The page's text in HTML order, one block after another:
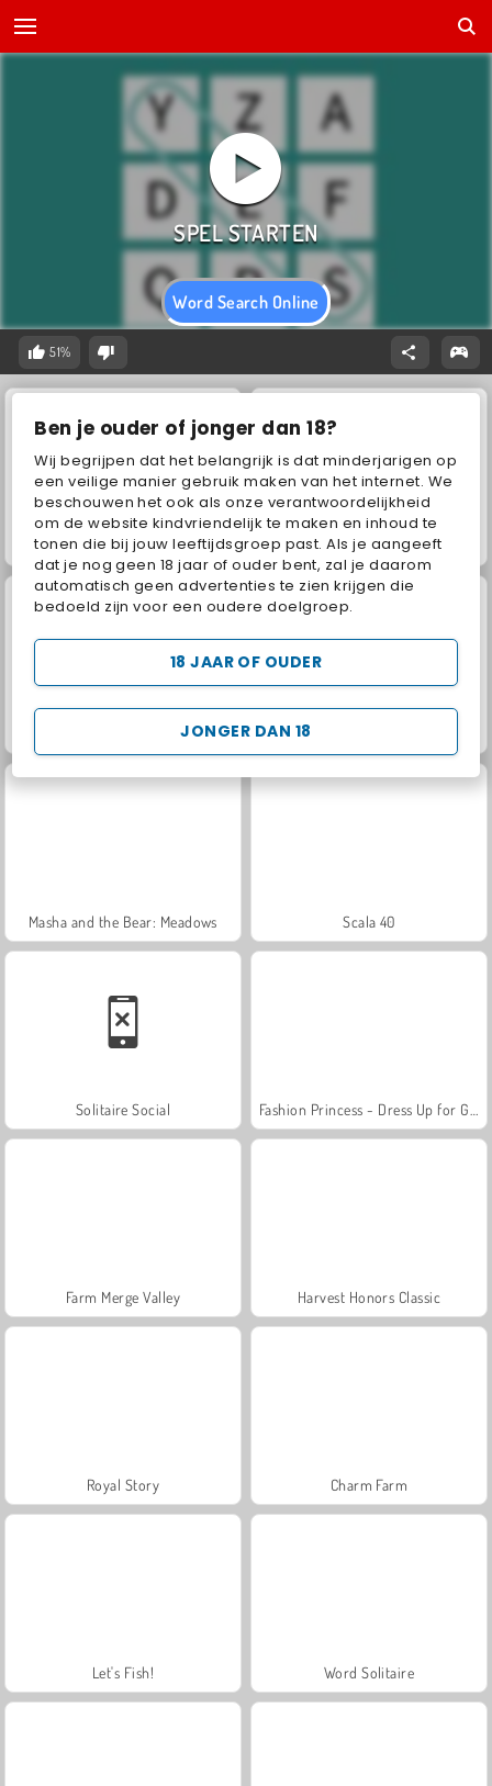
Ben je ouder of jonger dan 18?
Wij begrijpen dat het belangrijk is dat minderjarigen op
een veilige manier gebruik maken van het internet. We
beschouwen het ook als onze verantwoordelijkheid
om de website kindvriendelijk te maken en inhoud te
tonen die bij jouw leeftijdsgroep past. Als je aangeeft
dat je nog geen 18 jaar of ouder bent, zal je daarom
automatisch geen advertenties te zien krijgen die
bedoeld zijn voor een oudere doelgroep.
JONGER DAN 18
18 JAAR OF OUDER
Word Search Online
51%
Jewel Garden Story Juice Merge
Grand Mahjong Connect Trollface Quest: USA 2
Masha and the Bear: Meadows Scala 40
Solitaire Social
Farm Merge Valley Harvest Honors Classic
Royal Story Charm Farm
Let's Fish! Word Solitaire